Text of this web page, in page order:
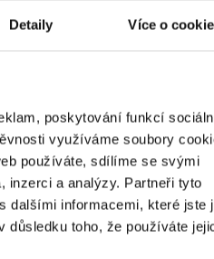
Detaily Více o
poskytování funkcí
využíváme soubory
používáte, sdílíme se svými
inzerci a analýzy. Partneři tyto
dalšími informacemi, které jste
důsledku toho, že používáte
potřebné informace
a popř. jeho
tak,
vyplní.
neznají soukromý e-
to může být
ulehčíte si práci.
také
prostým